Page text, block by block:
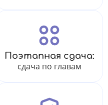
Поэтапная сдача:
сдача по главам